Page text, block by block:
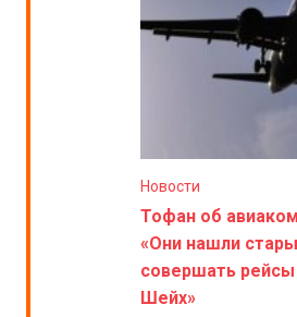
Новости
Тофан об
«Они нашли
совершать
Шейх»